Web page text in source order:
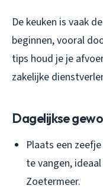
De keuken is vaak
beginnen, vooral
tips houd je je
zakelijke
Dagelijkse
Plaats een
te vangen,
Zoetermeer.